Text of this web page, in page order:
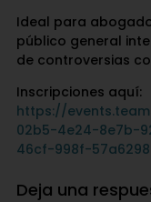
Ideal para
público general
de controversias
Inscripciones aquí:
https://
02b5-4e24-8e7b-
46cf-998f-
Deja una